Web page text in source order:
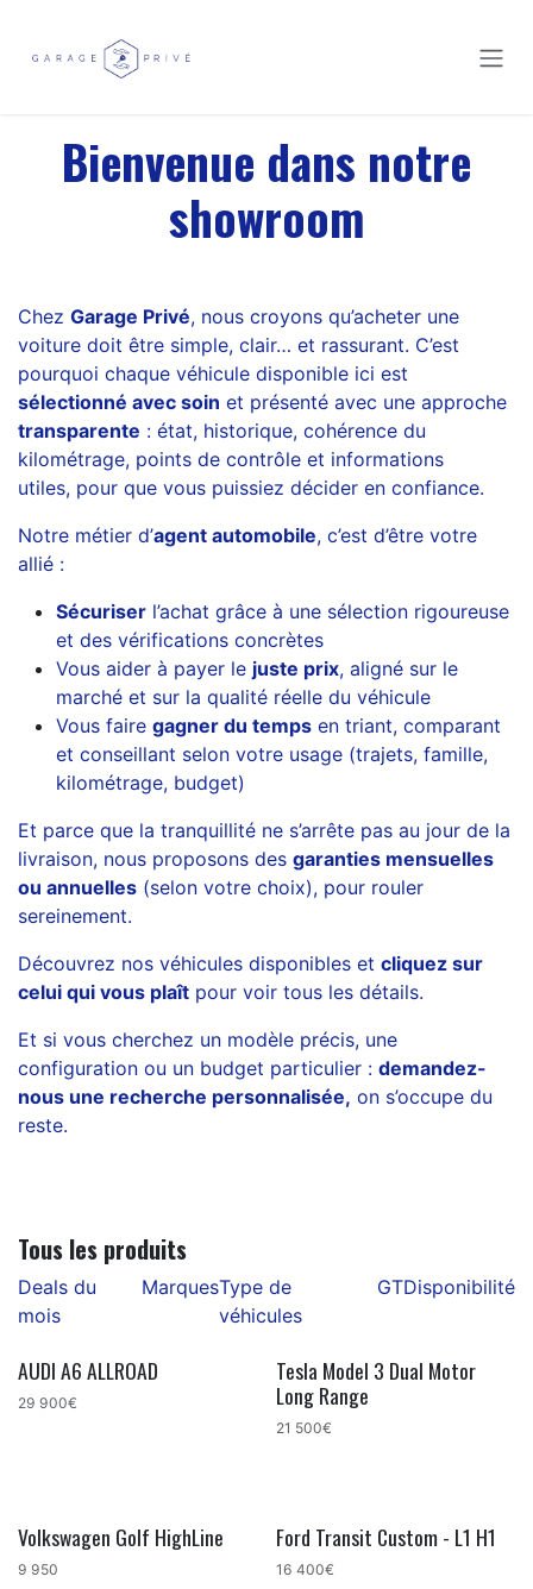
Bienvenue dans notre
showroom
Chez Garage Privé, nous croyons qu’acheter une
voiture doit être simple, clair… et rassurant. C’est
pourquoi chaque véhicule disponible ici est
sélectionné avec soin et présenté avec une approche
transparente : état, historique, cohérence du
kilométrage, points de contrôle et informations
utiles, pour que vous puissiez décider en confiance.
Notre métier d’agent automobile, c’est d’être votre
allié :
Sécuriser l’achat grâce à une sélection rigoureuse
et des vérifications concrètes
Vous aider à payer le juste prix, aligné sur le
marché et sur la qualité réelle du véhicule
Vous faire gagner du temps en triant, comparant
et conseillant selon votre usage (trajets, famille,
kilométrage, budget)
Et parce que la tranquillité ne s’arrête pas au jour de la
livraison, nous proposons des garanties mensuelles
ou annuelles (selon votre choix), pour rouler
sereinement.
Découvrez nos véhicules disponibles et cliquez sur
celui qui vous plaît pour voir tous les détails.
Et si vous cherchez un modèle précis, une
configuration ou un budget particulier : demandez-
nous une recherche personnalisée, on s’occupe du
reste.
Tous les produits
Deals du
mois
MarquesType de
véhicules
GTDisponibilité
AUDI A6 ALLROAD
29 900€
Tesla Model 3 Dual Motor
Long Range
21 500€
Bon plan !
Volkswagen Golf HighLine
9 950
Ford Transit Custom - L1 H1
16 400€